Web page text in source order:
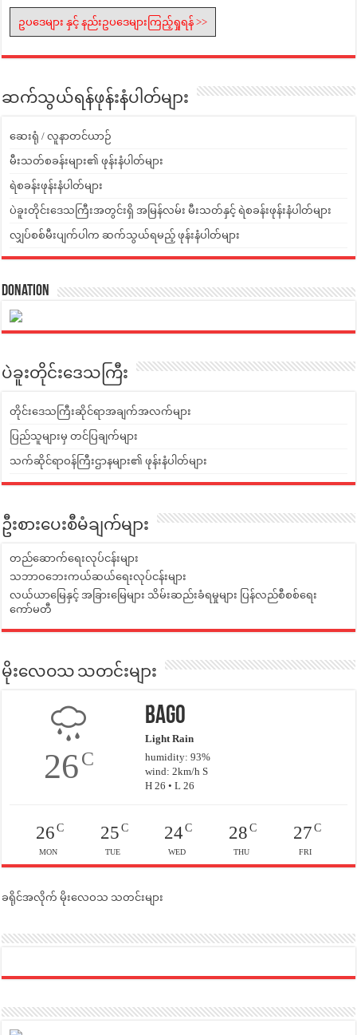
ဥပဒေများ နှင့် နည်းဥပဒေများကြည့်ရှုရန် >>
ဆက်သွယ်ရန်ဖုန်းနံပါတ်များ
ဆေးရုံ / လူနာတင်ယာဉ်
မီးသတ်စခန်းများ၏ ဖုန်းနံပါတ်များ
ရဲစခန်းဖုန်းနံပါတ်များ
ပဲခူးတိုင်းဒေသကြီးအတွင်းရှိ အမြန်လမ်း မီးသတ်နှင့် ရဲစခန်းဖုန်းနံပါတ်များ
လျှပ်စစ်မီးပျက်ပါက ဆက်သွယ်ရမည့် ဖုန်းနံပါတ်များ
Donation
ပဲခူးတိုင်းဒေသကြီး
တိုင်းဒေသကြီးဆိုင်ရာအချက်အလက်များ
ပြည်သူများမှ တင်ပြချက်များ
သက်ဆိုင်ရာဝန်ကြီးဌာနများ၏ ဖုန်းနံပါတ်များ
ဦးစားပေးစီမံချက်များ
တည်ဆောက်ရေးလုပ်ငန်းများ
သဘာဝဘေးကယ်ဆယ်ရေးလုပ်ငန်းများ
လယ်ယာမြေနှင့် အခြားမြေများ သိမ်းဆည်းခံရမှုများ ပြန်လည်စီစစ်ရေး
ကော်မတီ
မိုးလေဝသ သတင်းများ
26C
Bago
Light Rain
humidity: 93%
wind: 2km/h S
H 26 • L 26
26C
MON
25C
TUE
24C
WED
28C
THU
27C
FRI
ခရိုင်အလိုက် မိုးလေဝသ သတင်းများ